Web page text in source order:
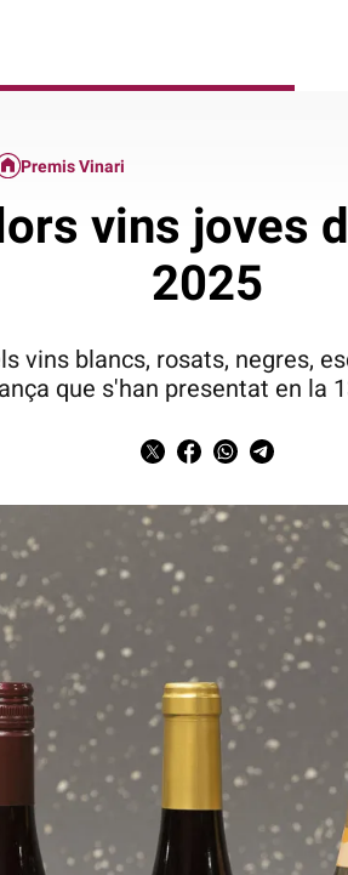
Premis Vinari
vins joves
2025
vins blancs, rosats, negres,
que s'han presentat en la